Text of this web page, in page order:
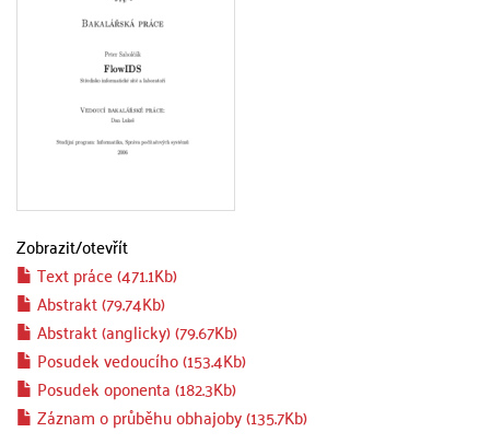
Zobrazit/otevřít
Text práce (471.1Kb)
Abstrakt (79.74Kb)
Abstrakt (anglicky) (79.67Kb)
Posudek vedoucího (153.4Kb)
Posudek oponenta (182.3Kb)
Záznam o průběhu obhajoby (135.7Kb)